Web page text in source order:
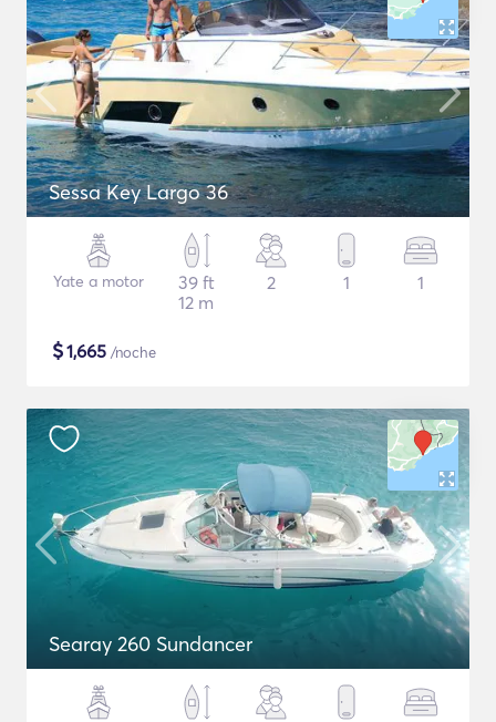
Sessa Key Largo 36
Yate a motor
39 ft
12 m
2 1 1
$1,665 /noche
Searay 260 Sundancer